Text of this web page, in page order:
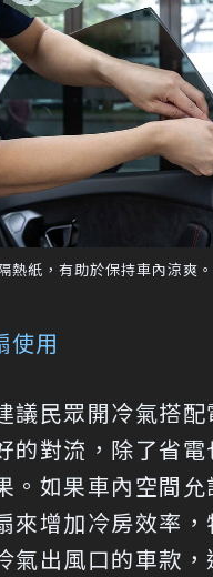
熱紙，有助於保持車內涼爽
使用
議民眾開冷氣搭配
的對流，除了省電
。如果車內空間允
來增加冷房效率，
氣出風口的車款，